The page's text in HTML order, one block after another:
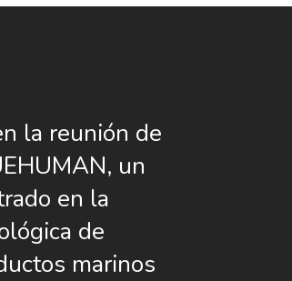
la reunión de
un
en la
de
marinos